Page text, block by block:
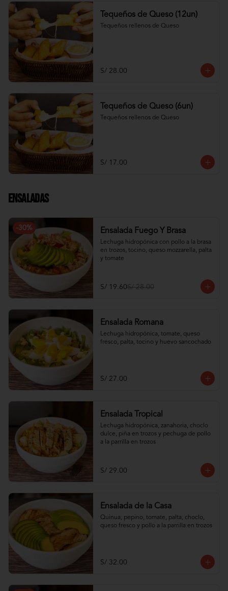
Tequeños de Queso (12un)
Tequeños rellenos de Queso
S/ 28.00
Tequeños de Queso (6un)
Tequeños rellenos de Queso
S/ 17.00
Ensaladas
-30% Ensalada Fuego Y Brasa
Lechuga hidropónica con pollo a la brasa
en trozos, tocino, queso mozzarella, palta
y tomate
S/ 19.60S/ 28.00
Ensalada Romana
Lechuga hidropónica, tomate, queso
fresco, palta, tocino y huevo sancochado
S/ 27.00
Ensalada Tropical
Lechuga hidropónica, zanahoria, choclo
dulce, piña en trozos y pechuga de pollo
a la parrilla en trozos
S/ 29.00
Ensalada de la Casa
Quinua, pepino, tomate, palta, choclo,
queso fresco y pollo a la parrilla en trozos
S/ 32.00